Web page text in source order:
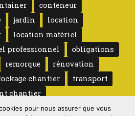
conteneur
jardin
location
location matériel
professionnel
obligations
remorque
rénovation
chantier
transport
chantier
pour nous assurer que vous